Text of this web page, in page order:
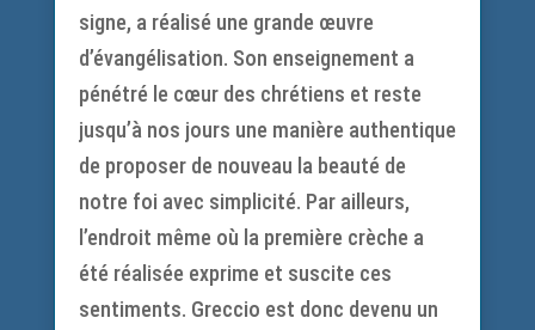
signe, a réalisé une grande œuvre
d’évangélisation. Son enseignement a
pénétré le cœur des chrétiens et reste
jusqu’à nos jours une manière authentique
de proposer de nouveau la beauté de
notre foi avec simplicité. Par ailleurs,
l’endroit même où la première crèche a
été réalisée exprime et suscite ces
sentiments. Greccio est donc devenu un